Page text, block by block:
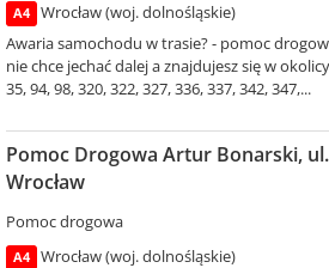
A4
Wrocław (woj. dolnośląskie)
Awaria samochodu w trasie? - pomoc
nie chce jechać dalej a znajdujesz się w
35, 94, 98, 320, 322, 327, 336, 337, 342, 347,...
Pomoc Drogowa Artur Bonarski,
Wrocław
Pomoc drogowa
A4
Wrocław (woj. dolnośląskie)